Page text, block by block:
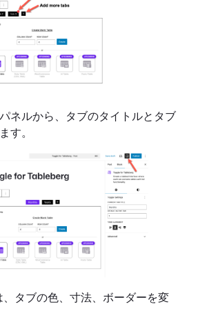
ネルから、タブのタイトルとタブ
す。
タブの色、寸法、ボーダーを変